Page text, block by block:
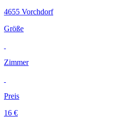
4655 Vorchdorf
Größe
Zimmer
Preis
16 €